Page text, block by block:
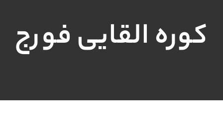
کوره القایی فورج